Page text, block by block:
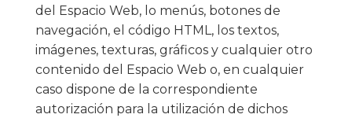
del Espacio Web, lo menús, botones de
navegación, el código HTML, los textos,
imágenes, texturas, gráficos y cualquier otro
contenido del Espacio Web o, en cualquier
caso dispone de la correspondiente
autorización para la utilización de dichos